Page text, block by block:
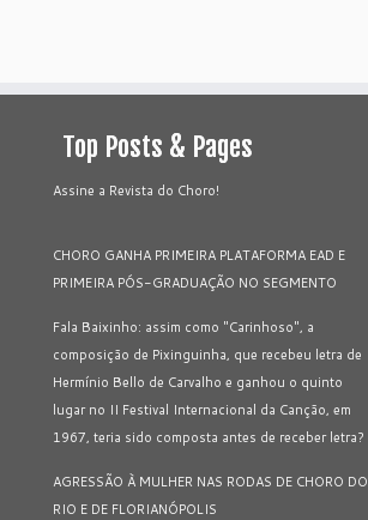
Top Posts & Pages
Assine a Revista do Choro!
CHORO GANHA PRIMEIRA PLATAFORMA EAD E
PRIMEIRA PÓS-GRADUAÇÃO NO SEGMENTO
Fala Baixinho: assim como "Carinhoso", a
composição de Pixinguinha, que recebeu letra de
Hermínio Bello de Carvalho e ganhou o quinto
lugar no II Festival Internacional da Canção, em
1967, teria sido composta antes de receber letra?
AGRESSÃO À MULHER NAS RODAS DE CHORO DO
RIO E DE FLORIANÓPOLIS